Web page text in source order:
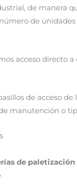
de manera
de
acceso directo
de acceso de
manutención o
de